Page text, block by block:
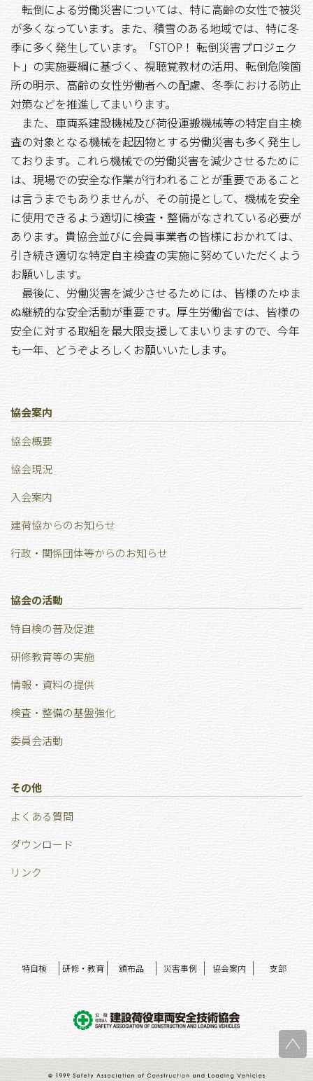
転倒による労働災害については、特に高齢の女性で被災
が多くなっています。また、積雪のある地域では、特に冬
季に多く発生しています。「STOP ！ 転倒災害プロジェク
ト」の実施要綱に基づく、視聴覚教材の活用、転倒危険箇
所の明示、高齢の女性労働者への配慮、冬季における防止
対策などを推進してまいります。
また、車両系建設機械及び荷役運搬機械等の特定自主検
査の対象となる機械を起因物とする労働災害も多く発生し
ております。これら機械での労働災害を減少させるために
は、現場での安全な作業が行われることが重要であること
は言うまでもありませんが、その前提として、機械を安全
に使用できるよう適切に検査・整備がなされている必要が
あります。貴協会並びに会員事業者の皆様におかれては、
引き続き適切な特定自主検査の実施に努めていただくよう
お願いします。
最後に、労働災害を減少させるためには、皆様のたゆま
ぬ継続的な安全活動が重要です。厚生労働省では、皆様の
安全に対する取組を最大限支援してまいりますので、今年
も一年、どうぞよろしくお願いいたします。
協会案内
協会概要
協会現況
⼊会案内
建荷協からのお知らせ
行政・関係団体等からのお知らせ
協会の活動
特⾃検の普及促進
研修教育等の実施
情報・資料の提供
検査・整備の基盤強化
委員会活動
その他
よくある質問
ダウンロード
リンク
特自検 研修・教育 頒布品 災害事例 協会案内 支部